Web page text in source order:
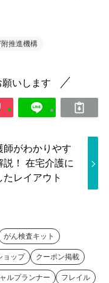
推進機構
いします
師がわかりやす
説！ 在宅介護に
たレイアウト
がん検査キット
ョップ クーポン掲載
ルプランナー フレイル